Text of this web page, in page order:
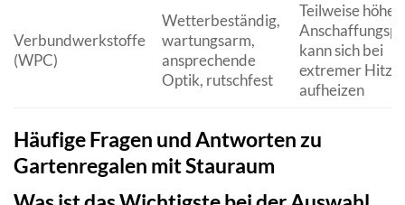
Verbundwerkstoffe
(WPC)
Wetterbeständig,
wartungsarm,
ansprechende
Optik, rutschfest
Teilweise
kann sich bei
extremer Hitze
aufheizen
Häufige Fragen und Antworten zu
Gartenregalen mit Stauraum